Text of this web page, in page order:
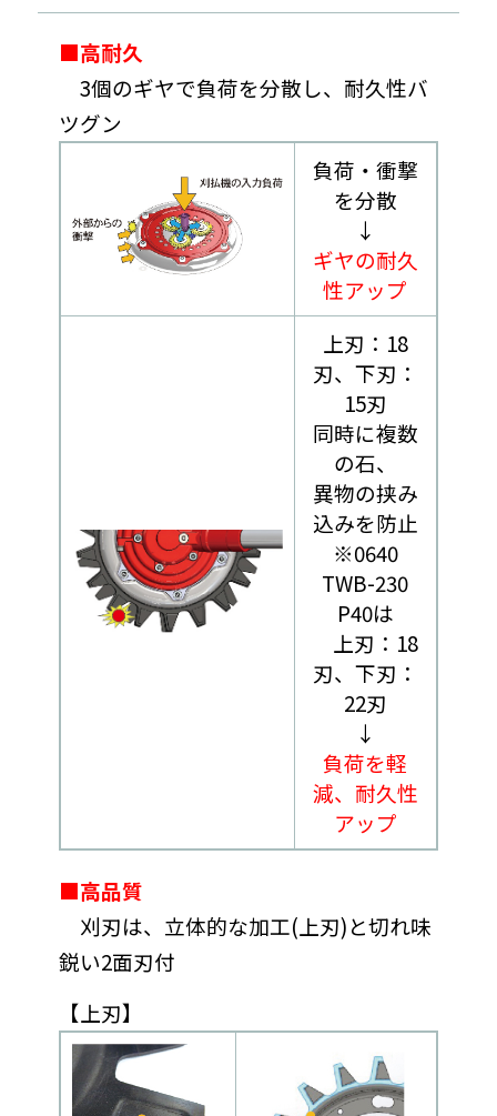
■高耐久
3個のギヤで負荷を分散し、耐久性バ
ツグン
負荷・衝撃
を分散
↓
ギヤの耐久
性アップ
上刃：18
刃、下刃：
15刃
同時に複数
の石、
異物の挟み
込みを防止
※0640
TWB-230
P40は
上刃：18
刃、下刃：
22刃
↓
負荷を軽
減、耐久性
アップ
■高品質
刈刃は、立体的な加工(上刃)と切れ味
鋭い2面刃付
【上刃】